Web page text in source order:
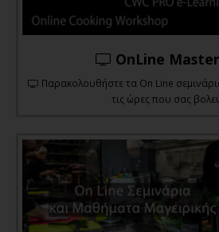
OnLine
Παρακολουθήστε τα On Line
τις ώρες που σας